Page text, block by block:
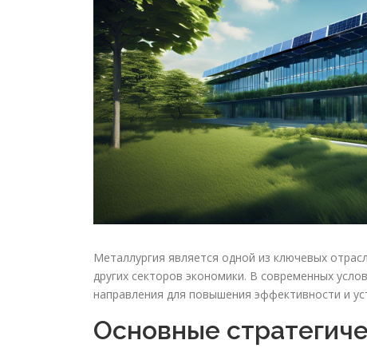
Металлургия является одной из ключевых
других секторов экономики. В современных
направления для повышения эффективности и
Основные